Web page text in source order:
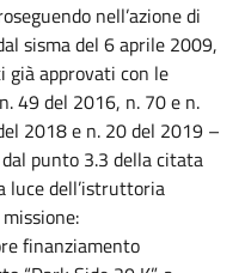
nell’azione di
sisma del 6 aprile 2009,
approvati con le
49 del 2016, n. 70 e n.
2018 e n. 20 del 2019 –
punto 3.3 della citata
luce dell’istruttoria
finanziamento